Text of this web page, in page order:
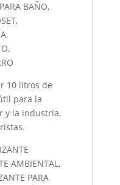
BAÑO,
10 litros de
para la
y la industria,
AMBIENTAL,
PARA